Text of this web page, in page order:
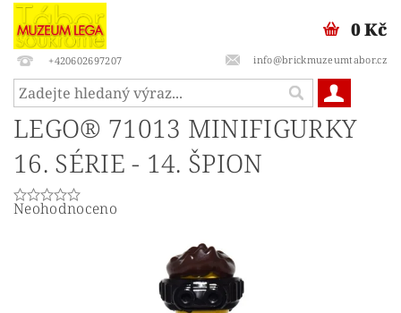
+420602697207 info@brickmuzeumtabor.cz
0 Kč
LEGO® 71013 MINIFIGURKY
16. SÉRIE - 14. ŠPION
Neohodnoceno